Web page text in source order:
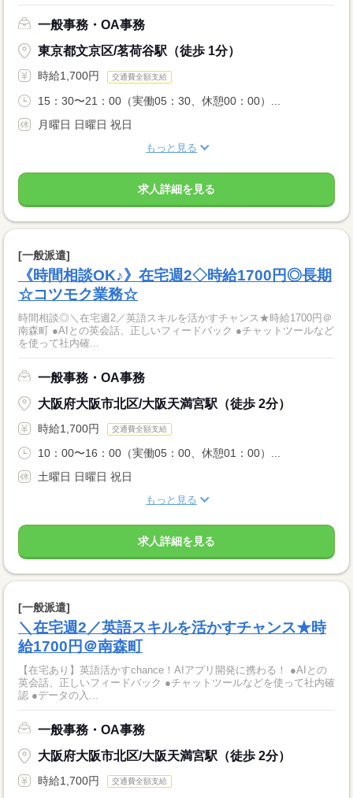
一般事務・OA事務
東京都文京区/茗荷谷駅（徒歩 1分）
時給1,700円 交通費全額支給
15：30〜21：00（実働05：30、休憩00：00）...
月曜日 日曜日 祝日
もっと見る
求人詳細を見る
[一般派遣]
《時間相談OK♪》在宅週2◇時給1700円◎長期
☆コツモク業務☆
時間相談◎＼在宅週2／英語スキルを活かすチャンス★時給1700円＠
南森町 ●AIとの英会話、正しいフィードバック ●チャットツールなど
を使って社内確...
一般事務・OA事務
大阪府大阪市北区/大阪天満宮駅（徒歩 2分）
時給1,700円 交通費全額支給
10：00〜16：00（実働05：00、休憩01：00）...
土曜日 日曜日 祝日
もっと見る
求人詳細を見る
[一般派遣]
＼在宅週2／英語スキルを活かすチャンス★時
給1700円＠南森町
【在宅あり】英語活かすchance！AIアプリ開発に携わる！ ●AIとの
英会話、正しいフィードバック ●チャットツールなどを使って社内確
認 ●データの入...
一般事務・OA事務
大阪府大阪市北区/大阪天満宮駅（徒歩 2分）
時給1,700円 交通費全額支給